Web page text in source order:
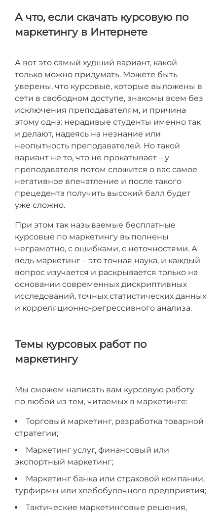
А что, если скачать курсовую по
маркетингу в Интернете
А вот это самый худший вариант, какой
только можно придумать. Можете быть
уверены, что курсовые, которые выложены в
сети в свободном доступе, знакомы всем без
исключения преподавателям, и причина
этому одна: нерадивые студенты именно так
и делают, надеясь на незнание или
неопытность преподавателей. Но такой
вариант не то, что не прокатывает – у
преподавателя потом сложится о вас самое
негативное впечатление и после такого
прецедента получить высокий балл будет
уже сложно.
При этом так называемые бесплатные
курсовые по маркетингу выполнены
неграмотно, с ошибками, с неточностями. А
ведь маркетинг – это точная наука, и каждый
вопрос изучается и раскрывается только на
основании современных дискриптивных
исследований, точных статистических данных
и корреляционно-регрессивного анализа.
Темы курсовых работ по
маркетингу
Мы сможем написать вам курсовую работу
по любой из тем, читаемых в маркетинге:
Торговый маркетинг, разработка товарной
стратегии;
Маркетинг услуг, финансовый или
экспортный маркетинг;
Маркетинг банка или страховой компании,
турфирмы или хлебобулочного предприятия;
Тактические маркетинговые решения,